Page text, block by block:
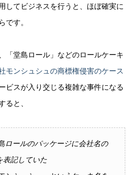
してビジネスを行うと、ほぼ確実に
です。
「堂島ロール」などのロールケーキ
モンシュシュの商標権侵害のケース
ビスが入り交じる複雑な事件になる
ると、
ロールのパッケージに会社名の
表記していた